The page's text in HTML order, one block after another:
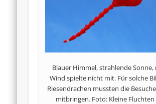
Blauer Himmel, strahlende Sonne,
Wind spielte nicht mit. Für solche
Riesendrachen mussten die
mitbringen. Foto: Kleine Fluchten